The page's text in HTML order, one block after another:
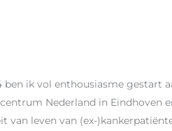
ben ik vol enthousiasme gestart
Nederland in Eindhoven
van leven van (ex-